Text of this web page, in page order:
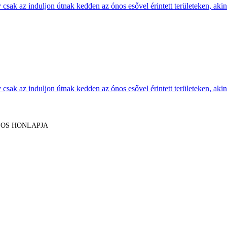
az induljon útnak kedden az ónos esővel érintett területeken,
az induljon útnak kedden az ónos esővel érintett területeken,
HONLAPJA